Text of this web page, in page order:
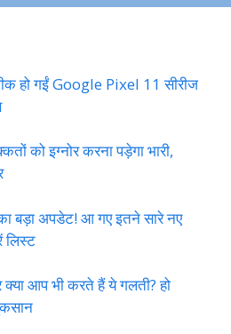
हो गईं Google Pixel 11 सीरीज
को इग्नोर करना पड़ेगा भारी,
बड़ा अपडेट! आ गए इतने सारे नए
लिस्ट
क्या आप भी करते हैं ये गलती? हो